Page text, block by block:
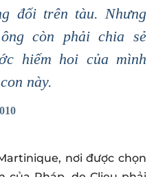
đối trên tàu. Nhưng
còn phải chia sẻ
hiếm hoi của mình
này.
nơi được chọn